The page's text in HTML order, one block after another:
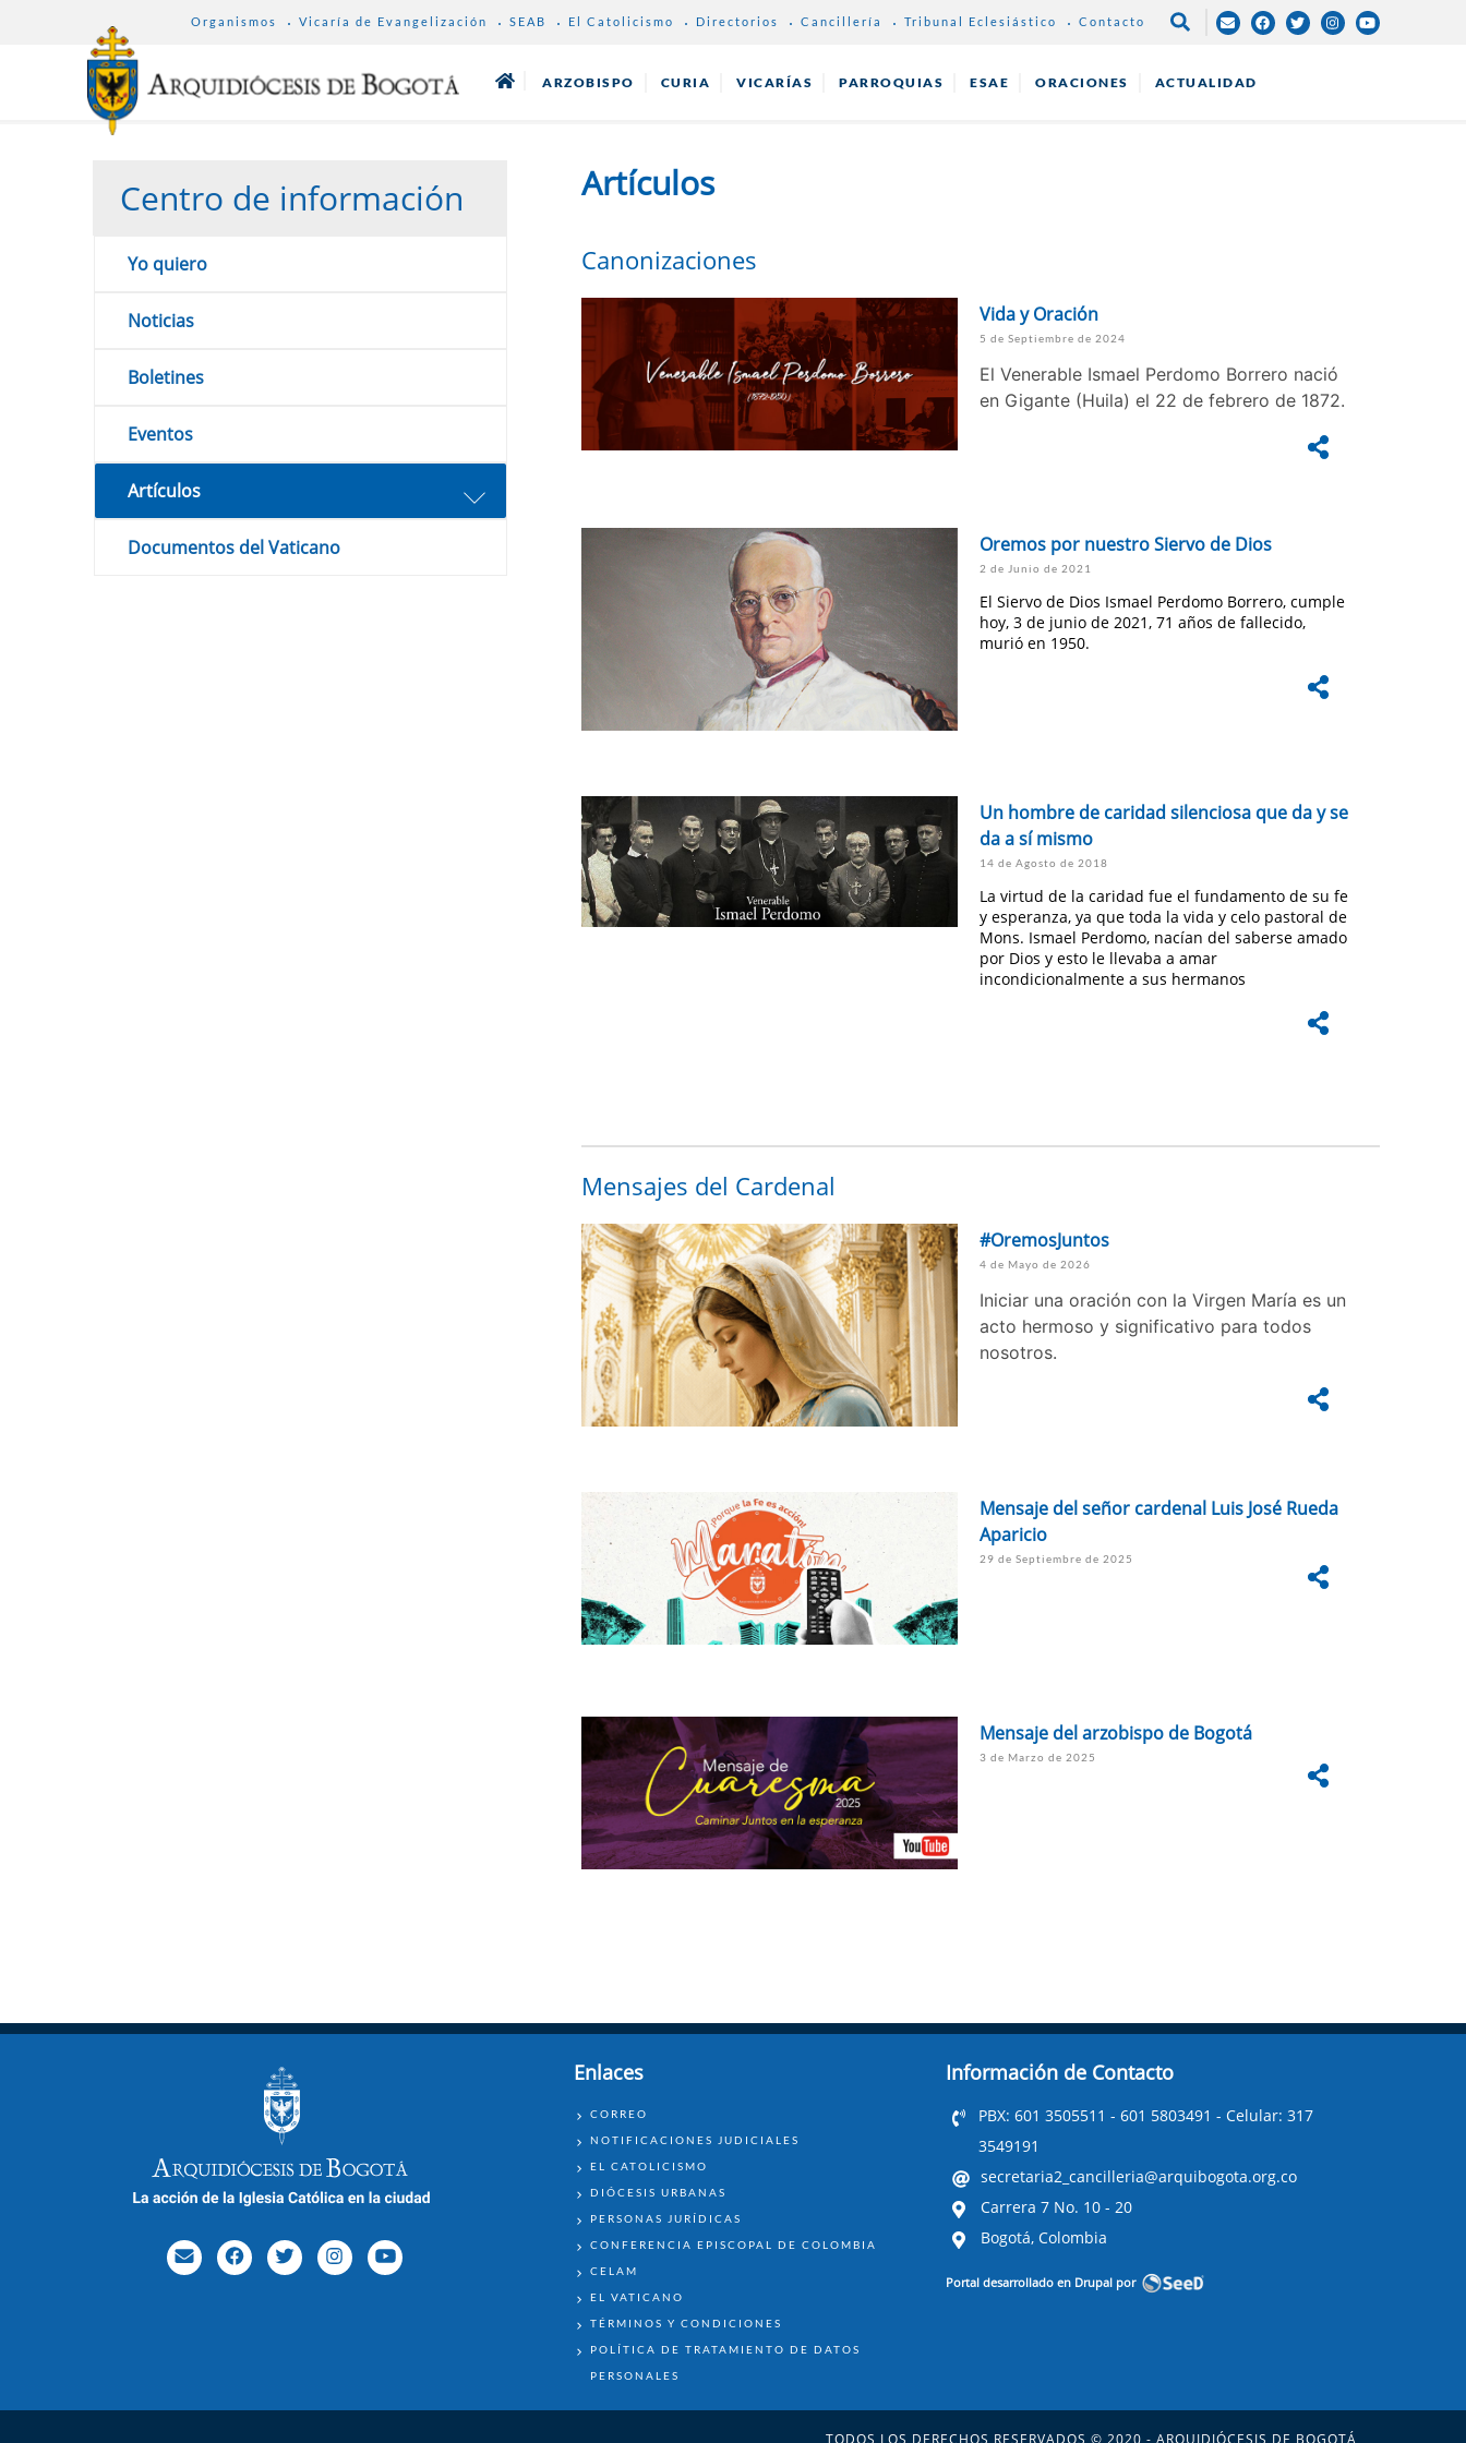
MENU
Organismos Vicaría de Evangelización SEAB El Catolicismo Directorios Cancillería Tribunal Eclesiástico Contacto
ARZOBISPO CURIA VICARÍAS PARROQUIAS ESAE ORACIONES ACTUALIDAD
Centro de información
Yo quiero
Noticias
Boletines
Eventos
Artículos
Documentos del Vaticano
Artículos
Canonizaciones
Vida y Oración
5 de Septiembre de 2024
El Venerable Ismael Perdomo Borrero nació
en Gigante (Huila) el 22 de febrero de 1872.
Oremos por nuestro Siervo de Dios
2 de Junio de 2021
El Siervo de Dios Ismael Perdomo Borrero, cumple
hoy, 3 de junio de 2021, 71 años de fallecido,
murió en 1950.
Un hombre de caridad silenciosa que da y se
da a sí mismo
14 de Agosto de 2018
La virtud de la caridad fue el fundamento de su fe
y esperanza, ya que toda la vida y celo pastoral de
Mons. Ismael Perdomo, nacían del saberse amado
por Dios y esto le llevaba a amar
incondicionalmente a sus hermanos
Mensajes del Cardenal
#OremosJuntos
4 de Mayo de 2026
Iniciar una oración con la Virgen María es un
acto hermoso y significativo para todos
nosotros.
Mensaje del señor cardenal Luis José Rueda
Aparicio
29 de Septiembre de 2025
Mensaje del arzobispo de Bogotá
3 de Marzo de 2025
Enlaces
ENLACES
CORREO
NOTIFICACIONES JUDICIALES
EL CATOLICISMO
DIÓCESIS URBANAS
PERSONAS JURÍDICAS
CONFERENCIA EPISCOPAL DE COLOMBIA
CELAM
EL VATICANO
TÉRMINOS Y CONDICIONES
POLÍTICA DE TRATAMIENTO DE DATOS
PERSONALES
Información de Contacto
PBX: 601 3505511 - 601 5803491 - Celular: 317
3549191
secretaria2_cancilleria@arquibogota.org.co
Carrera 7 No. 10 - 20
Bogotá, Colombia
Portal desarrollado en Drupal por
TODOS LOS DERECHOS RESERVADOS ©,2020 - ARQUIDIÓCESIS DE BOGOTÁ